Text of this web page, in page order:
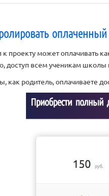
к проекту может оплачивать
доступ всем ученикам школы
как родитель, оплачиваете